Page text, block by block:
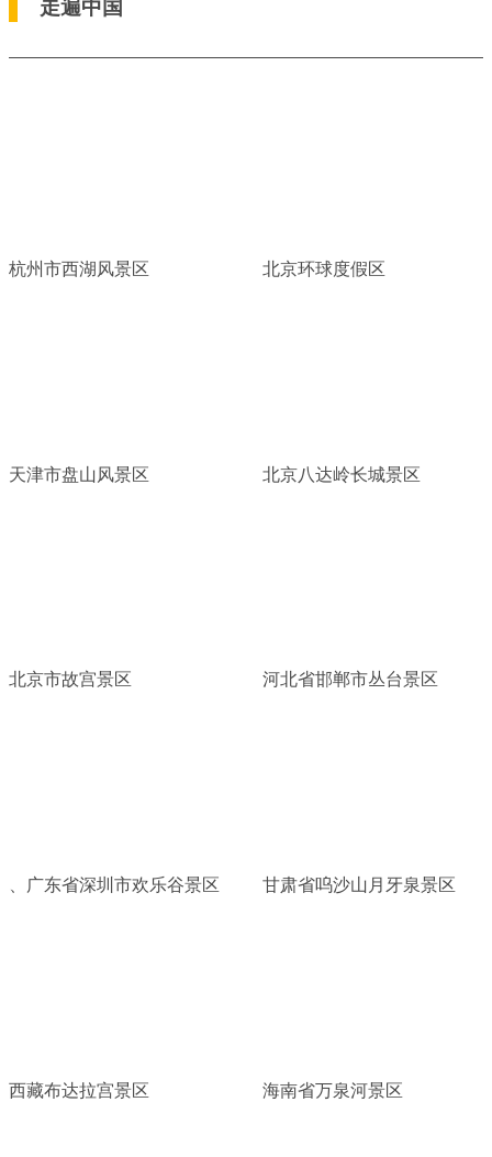
走遍中国
杭州市西湖风景区 北京环球度假区
天津市盘山风景区 北京八达岭长城景区
北京市故宫景区 河北省邯郸市丛台景区
、广东省深圳市欢乐谷景区 甘肃省呜沙山月牙泉景区
西藏布达拉宫景区 海南省万泉河景区